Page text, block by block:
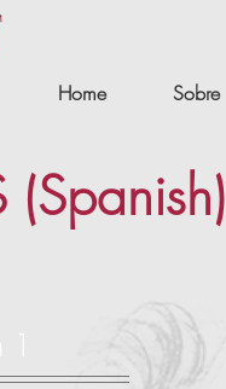
Home Sobre
(Spanish)